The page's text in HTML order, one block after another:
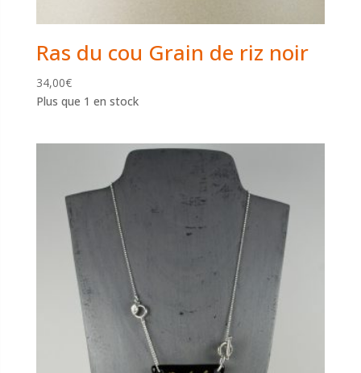
Ras du cou Grain de riz noir
34,00€
Plus que 1 en stock